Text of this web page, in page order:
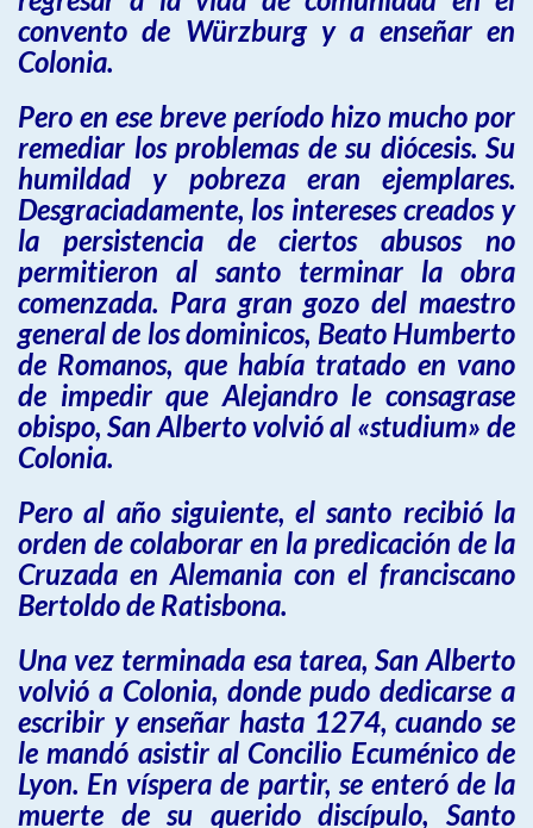
convento de Würzburg y a enseñar en
Colonia.
Pero en ese breve período hizo mucho por
remediar los problemas de su diócesis. Su
humildad y pobreza eran ejemplares.
Desgraciadamente, los intereses creados y
la persistencia de ciertos abusos no
permitieron al santo terminar la obra
comenzada. Para gran gozo del maestro
general de los dominicos, Beato Humberto
de Romanos, que había tratado en vano
de impedir que Alejandro le consagrase
obispo, San Alberto volvió al «studium» de
Colonia.
Pero al año siguiente, el santo recibió la
orden de colaborar en la predicación de la
Cruzada en Alemania con el franciscano
Bertoldo de Ratisbona.
Una vez terminada esa tarea, San Alberto
volvió a Colonia, donde pudo dedicarse a
escribir y enseñar hasta 1274, cuando se
le mandó asistir al Concilio Ecuménico de
Lyon. En víspera de partir, se enteró de la
muerte de su querido discípulo, Santo